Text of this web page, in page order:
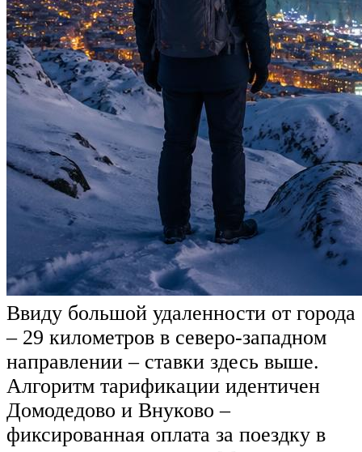
Ввиду большой удаленности от города
– 29 километров в северо-западном
направлении – ставки здесь выше.
Алгоритм тарификации идентичен
Домодедово и Внуково –
фиксированная оплата за поездку в